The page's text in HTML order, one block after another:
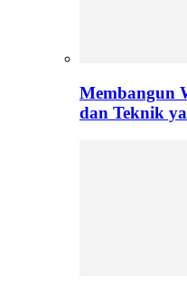
Membangun
dan Teknik